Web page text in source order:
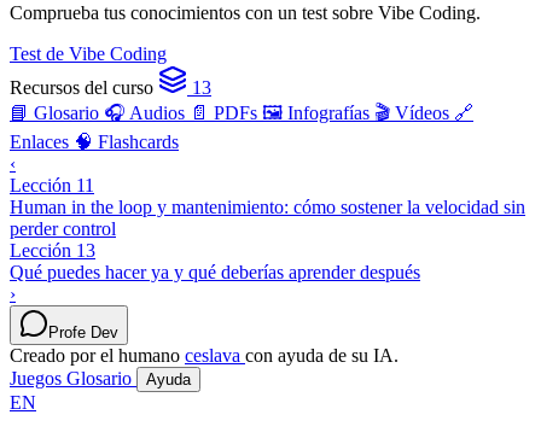
Comprueba tus conocimientos con un test sobre Vibe Coding.
Test de Vibe Coding
Recursos del curso
13
📘 Glosario 🎧 Audios 📄 PDFs 🖼️ Infografías 🎬 Vídeos 🔗
Enlaces 🧠 Flashcards
‹
Lección 11
Human in the loop y mantenimiento: cómo sostener la velocidad sin
perder control
Lección 13
Qué puedes hacer ya y qué deberías aprender después
›
Profe Dev
Creado por el humano ceslava con ayuda de su IA.
Juegos Glosario Ayuda
EN